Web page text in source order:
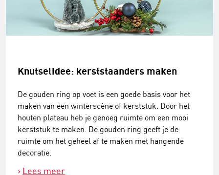
Knutselidee: kerststaanders maken
De gouden ring op voet is een goede basis voor het
maken van een winterscène of kerststuk. Door het
houten plateau heb je genoeg ruimte om een mooi
kerststuk te maken. De gouden ring geeft je de
ruimte om het geheel af te maken met hangende
decoratie.
Lees meer